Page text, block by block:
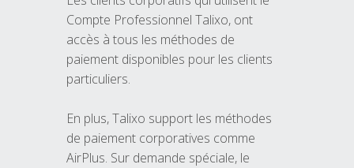
Compte Professionnel Talixo, ont
accès à tous les méthodes de
paiement disponibles pour les clients
particuliers.
En plus, Talixo support les méthodes
de paiement corporatives comme
AirPlus. Sur demande spéciale, le